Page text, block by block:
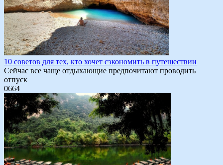
10 советов для тех, кто хочет сэкономить в путешествии
Сейчас все чаще отдыхающие предпочитают проводить
отпуск
0664